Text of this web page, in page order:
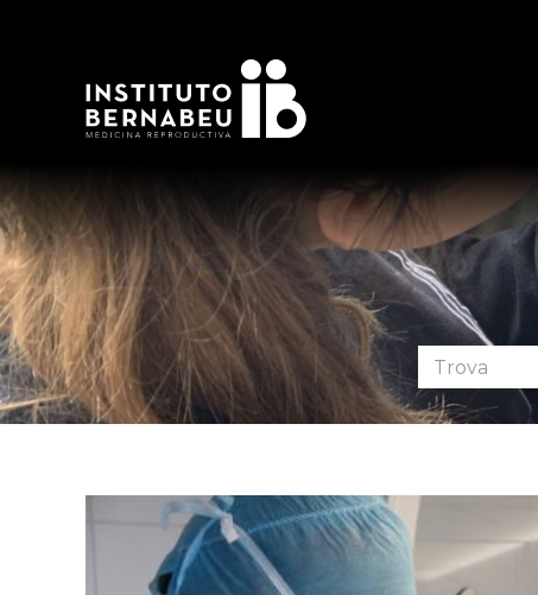
Cerca
nel
forum: